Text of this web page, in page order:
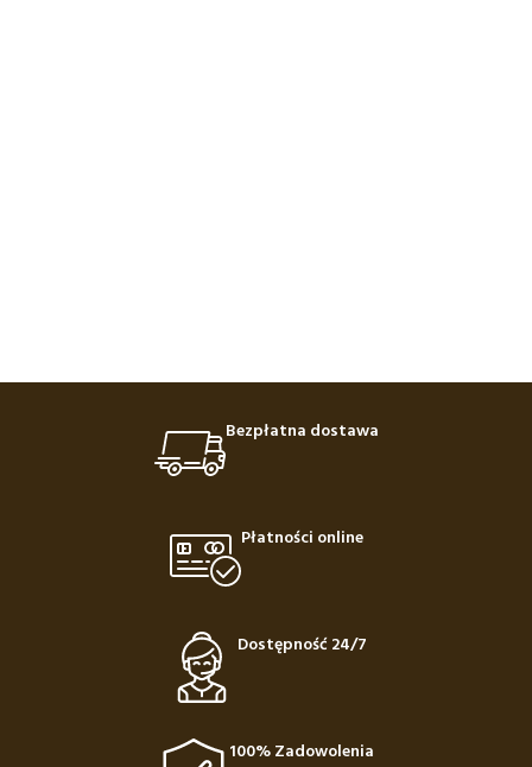
Bezpłatna dostawa
Płatności online
Dostępność 24/7
100% Zadowolenia